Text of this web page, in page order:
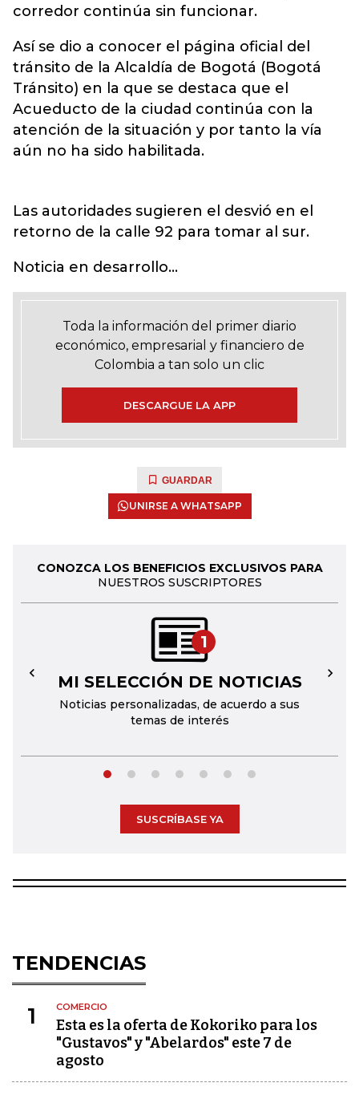
corredor continúa sin funcionar.
Así se dio a conocer el página oficial del
tránsito de la Alcaldía de Bogotá (Bogotá
Tránsito) en la que se destaca que el
Acueducto de la ciudad continúa con la
atención de la situación y por tanto la vía
aún no ha sido habilitada.
Las autoridades sugieren el desvió en el
retorno de la calle 92 para tomar al sur.
Noticia en desarrollo...
Toda la información del primer diario
económico, empresarial y financiero de
Colombia a tan solo un clic
DESCARGUE LA APP
GUARDAR
UNIRSE A WHATSAPP
CONOZCA LOS BENEFICIOS EXCLUSIVOS PARA
NUESTROS SUSCRIPTORES
1
MI SELECCIÓN DE NOTICIAS
Noticias personalizadas, de acuerdo a sus
temas de interés
← →
SUSCRÍBASE YA
TENDENCIAS
1 COMERCIO
Esta es la oferta de Kokoriko para los
"Gustavos" y "Abelardos" este 7 de
agosto